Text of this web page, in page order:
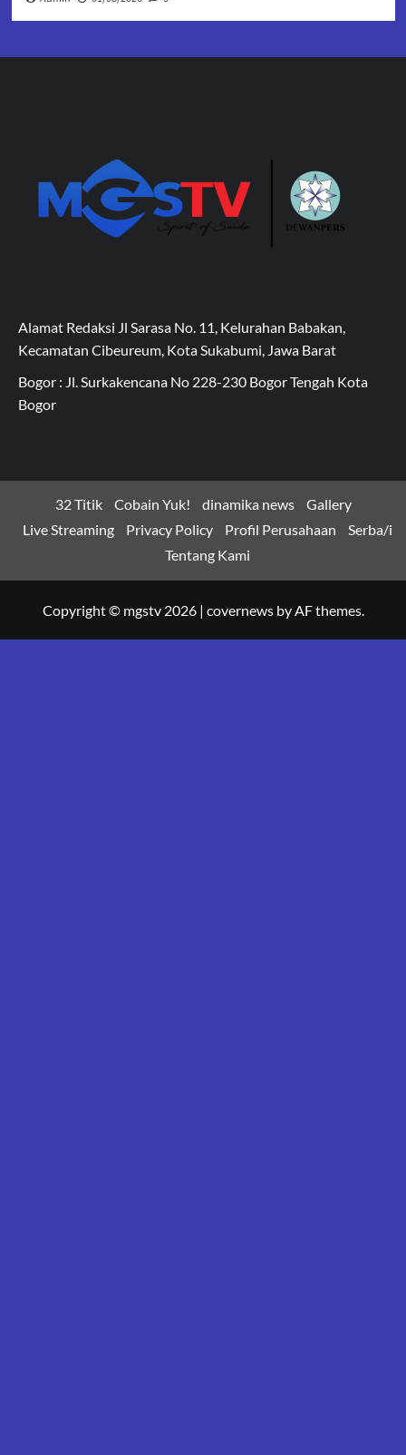
Alamat Redaksi Jl Sarasa No. 11, Kelurahan Babakan,
Kecamatan Cibeureum, Kota Sukabumi, Jawa Barat
Bogor : Jl. Surkakencana No 228-230 Bogor Tengah Kota
Bogor
32 Titik Cobain Yuk! dinamika news
Gallery
Live Streaming
Privacy Policy Profil Perusahaan
Serba/i
Tentang Kami
Copyright © mgstv 2026 | covernewsby AF themes.